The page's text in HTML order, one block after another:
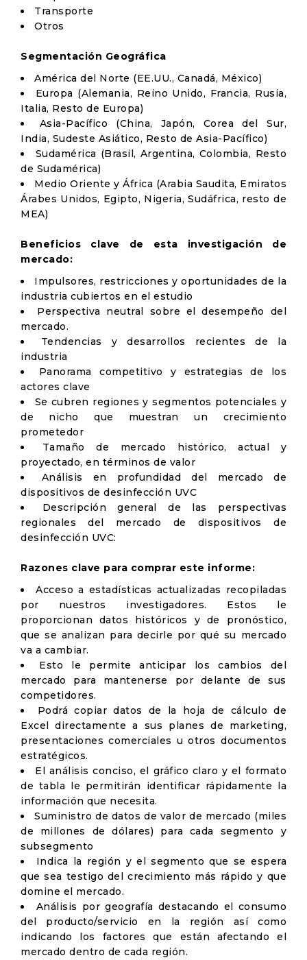
Transporte
Otros
Segmentación Geográfica
América del Norte (EE.UU., Canadá, México)
Europa (Alemania, Reino Unido, Francia, Rusia,
Italia, Resto de Europa)
Asia-Pacífico (China, Japón, Corea del Sur,
India, Sudeste Asiático, Resto de Asia-Pacífico)
Sudamérica (Brasil, Argentina, Colombia, Resto
de Sudamérica)
Medio Oriente y África (Arabia Saudita, Emiratos
Árabes Unidos, Egipto, Nigeria, Sudáfrica, resto de
MEA)
Beneficios clave de esta investigación de
mercado:
Impulsores, restricciones y oportunidades de la
industria cubiertos en el estudio
Perspectiva neutral sobre el desempeño del
mercado.
Tendencias y desarrollos recientes de la
industria
Panorama competitivo y estrategias de los
actores clave
Se cubren regiones y segmentos potenciales y
de nicho que muestran un crecimiento
prometedor
Tamaño de mercado histórico, actual y
proyectado, en términos de valor
Análisis en profundidad del mercado de
dispositivos de desinfección UVC
Descripción general de las perspectivas
regionales del mercado de dispositivos de
desinfección UVC:
Razones clave para comprar este informe:
Acceso a estadísticas actualizadas recopiladas
por nuestros investigadores. Estos le
proporcionan datos históricos y de pronóstico,
que se analizan para decirle por qué su mercado
va a cambiar.
Esto le permite anticipar los cambios del
mercado para mantenerse por delante de sus
competidores.
Podrá copiar datos de la hoja de cálculo de
Excel directamente a sus planes de marketing,
presentaciones comerciales u otros documentos
estratégicos.
El análisis conciso, el gráfico claro y el formato
de tabla le permitirán identificar rápidamente la
información que necesita.
Suministro de datos de valor de mercado (miles
de millones de dólares) para cada segmento y
subsegmento
Indica la región y el segmento que se espera
que sea testigo del crecimiento más rápido y que
domine el mercado.
Análisis por geografía destacando el consumo
del producto/servicio en la región así como
indicando los factores que están afectando el
mercado dentro de cada región.